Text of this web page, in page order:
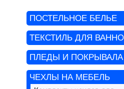
ПОСТЕЛЬНОЕ БЕЛЬЕ
ТЕКСТИЛЬ ДЛЯ
ПЛЕДЫ И ПОКРЫВАЛА
ЧЕХЛЫ НА МЕБЕЛЬ